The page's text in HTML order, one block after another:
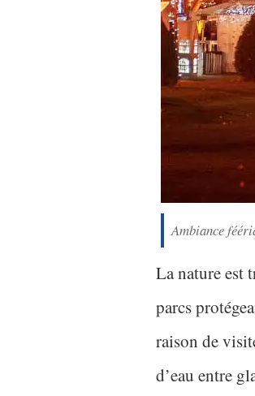
Ambiance
La nature est
parcs
raison de
d’eau entre